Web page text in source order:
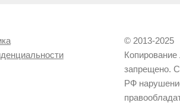
© 2013-2025
запрещено.
РФ